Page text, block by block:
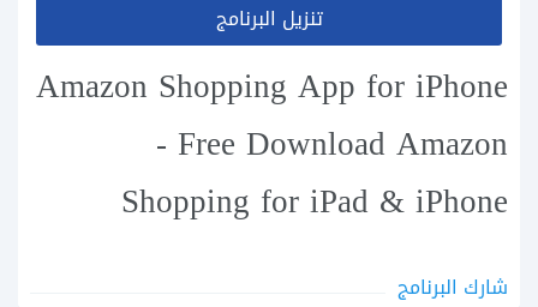
تنزيل البرنامج
Amazon Shopping App for iPhone
- Free Download Amazon
Shopping for iPad & iPhone
شارك البرنامج